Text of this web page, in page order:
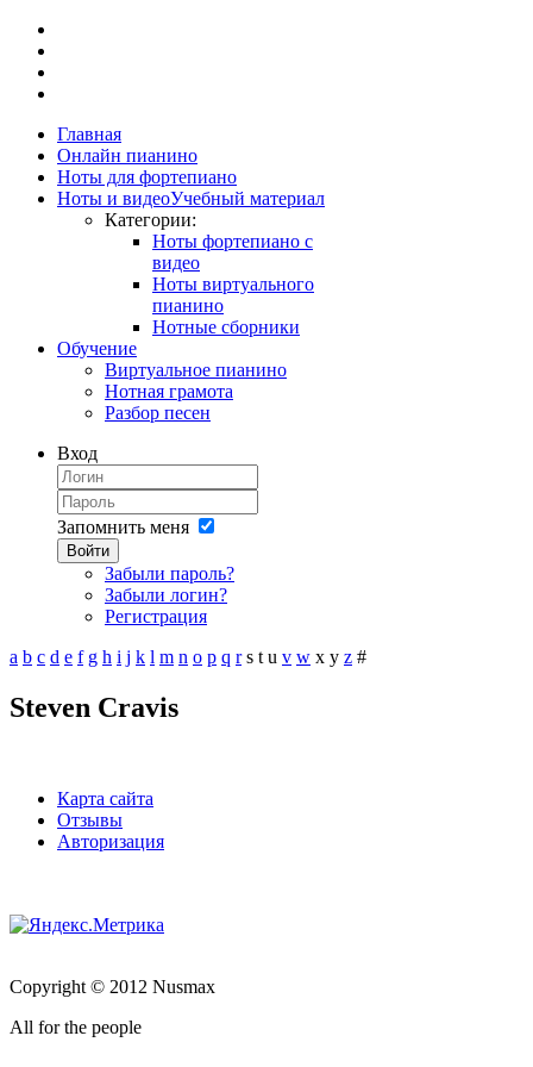
Главная
Онлайн пианино
Ноты для фортепиано
Ноты и видеоУчебный материал
Категории:
Ноты фортепиано с
видео
Ноты виртуального
пианино
Нотные сборники
Обучение
Виртуальное пианино
Нотная грамота
Разбор песен
Вход
Запомнить меня
Войти
Забыли пароль?
Забыли логин?
Регистрация
a b c d e f g h i j k l m n o p q r s t u v w x y z #
Steven Cravis
Карта сайта
Отзывы
Авторизация
Copyright © 2012 Nusmax
All for the people